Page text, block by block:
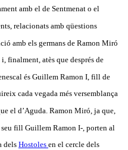
amb el de Sentmenat o el
relacionats amb qüestions
amb els germans de Ramon Miró
, i, finalment, atès que després de
és Guillem Ramon I, fill de
cada vegada més versemblança
el d’Aguda. Ramon Miró, ja que,
fill Guillem Ramon I-, porten al
dels Hostoles en el cercle dels